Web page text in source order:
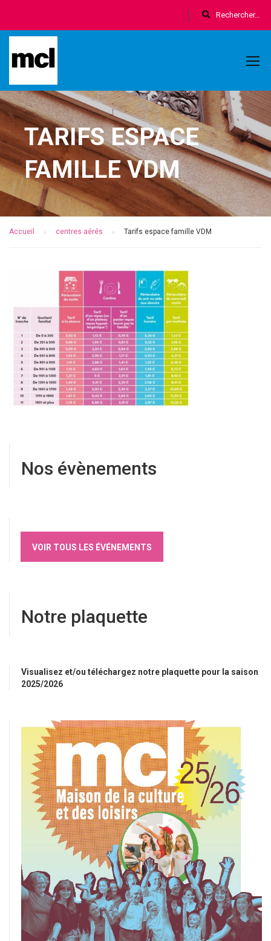
TARIFS ESPACE
FAMILLE VDM
Accueil centres aérés Tarifs espace famille VDM
Nos évènements
VOIR TOUS LES ÉVÉNEMENTS
Notre plaquette
Visualisez et/ou téléchargez notre plaquette pour la saison
2025/2026